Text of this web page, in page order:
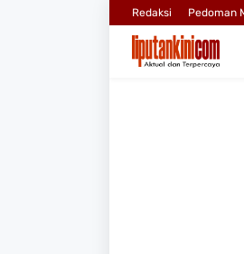
Redaksi Pedoman